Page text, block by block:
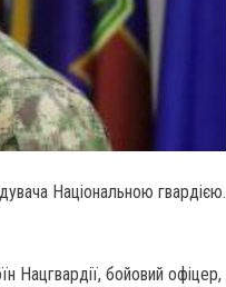
Національною гвардією.
Нацгвардії, бойовий офіцер,